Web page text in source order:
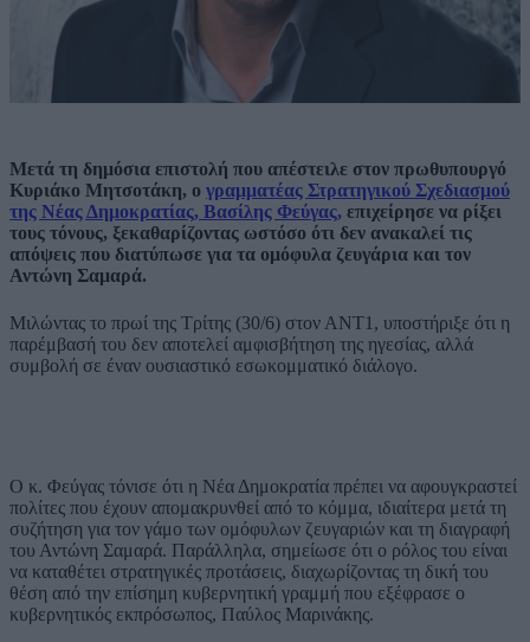
Μετά τη δημόσια επιστολή που απέστειλε στον πρωθυπουργό
Κυριάκο Μητσοτάκη, ο γραμματέας Στρατηγικού Σχεδιασμού
της Νέας Δημοκρατίας, Βασίλης Φεύγας, επιχείρησε να ρίξει
τους τόνους, ξεκαθαρίζοντας ωστόσο ότι δεν ανακαλεί τις
απόψεις που διατύπωσε για τα ομόφυλα ζευγάρια και τον
Αντώνη Σαμαρά.
Μιλώντας το πρωί της Τρίτης (30/6) στον ΑΝΤ1, υποστήριξε ότι η
παρέμβασή του δεν αποτελεί αμφισβήτηση της ηγεσίας, αλλά
συμβολή σε έναν ουσιαστικό εσωκομματικό διάλογο.
Ο κ. Φεύγας τόνισε ότι η Νέα Δημοκρατία πρέπει να αφουγκραστεί
πολίτες που έχουν απομακρυνθεί από το κόμμα, ιδιαίτερα μετά τη
συζήτηση για τον γάμο των ομόφυλων ζευγαριών και τη διαγραφή
του Αντώνη Σαμαρά. Παράλληλα, σημείωσε ότι ο ρόλος του είναι
να καταθέτει στρατηγικές προτάσεις, διαχωρίζοντας τη δική του
θέση από την επίσημη κυβερνητική γραμμή που εξέφρασε ο
κυβερνητικός εκπρόσωπος, Παύλος Μαρινάκης.